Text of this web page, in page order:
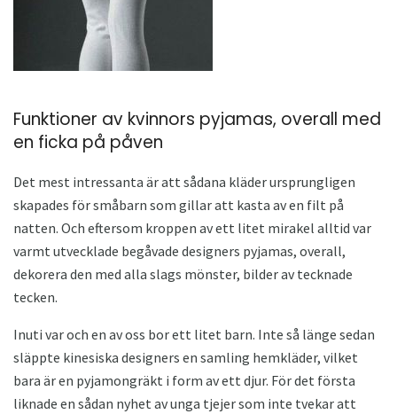
Funktioner av kvinnors pyjamas, overall med
en ficka på påven
Det mest intressanta är att sådana kläder ursprungligen
skapades för småbarn som gillar att kasta av en filt på
natten. Och eftersom kroppen av ett litet mirakel alltid var
varmt utvecklade begåvade designers pyjamas, overall,
dekorera den med alla slags mönster, bilder av tecknade
tecken.
Inuti var och en av oss bor ett litet barn. Inte så länge sedan
släppte kinesiska designers en samling hemkläder, vilket
bara är en pyjamongräkt i form av ett djur. För det första
liknade en sådan nyhet av unga tjejer som inte tvekar att